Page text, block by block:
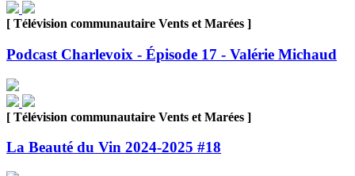
[ Télévision communautaire Vents et Marées ]
Podcast Charlevoix - Épisode 17 - Valérie Michaud
[ Télévision communautaire Vents et Marées ]
La Beauté du Vin 2024-2025 #18